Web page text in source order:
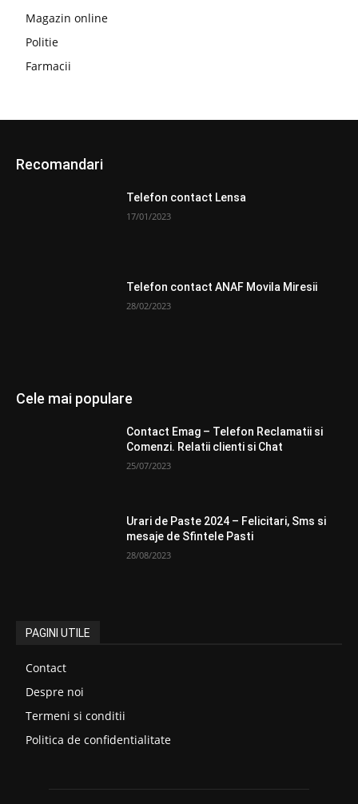
Magazin online
Politie
Farmacii
Recomandari
Telefon contact Lensa
17/01/2023
Telefon contact ANAF Movila Miresii
28/02/2023
Cele mai populare
Contact Emag – Telefon Reclamatii si
Comenzi. Relatii clienti si Chat
25/07/2023
Urari de Paste 2024 – Felicitari, Sms si
mesaje de Sfintele Pasti
28/08/2023
PAGINI UTILE
Contact
Despre noi
Termeni si conditii
Politica de confidentialitate